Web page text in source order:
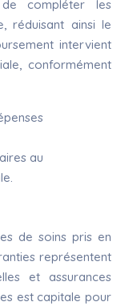
compléter les
réduisant ainsi le
intervient
conformément
au
de soins pris en
représentent
et assurances
est capitale pour